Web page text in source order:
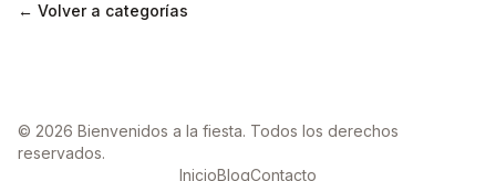
← Volver a categorías
© 2026 Bienvenidos a la fiesta. Todos los derechos
reservados.
InicioBlogContacto